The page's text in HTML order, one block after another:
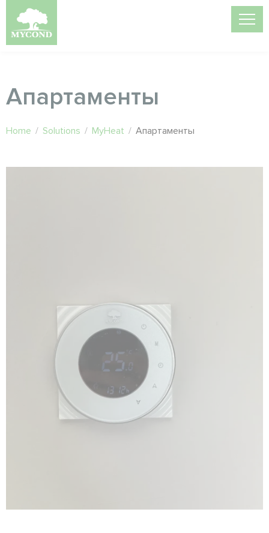
Апартаменты
Home / Solutions / MyHeat / Апартаменты